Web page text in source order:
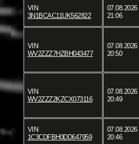
VIN
3N1BCAC11UK562822
07.08.2026
21:06
VIN
WV2ZZZ7HZBH043477
07.08.2026
20:50
VIN
WV2ZZZ2KZCX073116
07.08.2026
20:49
VIN
1C3CDFBH0DD647959
07.08.2026
20:46